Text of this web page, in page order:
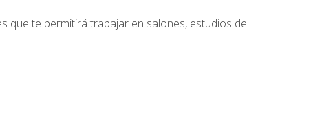
que te permitirá trabajar en salones, estudios de